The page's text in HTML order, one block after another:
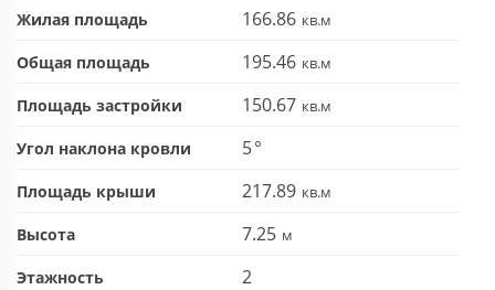
Жилая площадь 166.86
Общая площадь 195.46
Площадь застройки 150.67
Угол наклона кровли 5
Площадь крыши 217.89
Высота 7.25
Этажность
2